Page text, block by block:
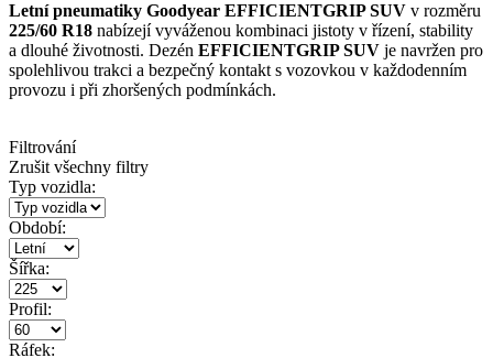
Letní pneumatiky Goodyear EFFICIENTGRIP SUV v rozměru
225/60 R18 nabízejí vyváženou kombinaci jistoty v řízení, stability
a dlouhé životnosti. Dezén EFFICIENTGRIP SUV je navržen pro
spolehlivou trakci a bezpečný kontakt s vozovkou v každodenním
provozu i při zhoršených podmínkách.
Filtrování
Zrušit všechny filtry
Typ vozidla:
Období:
Šířka:
Profil:
Ráfek: